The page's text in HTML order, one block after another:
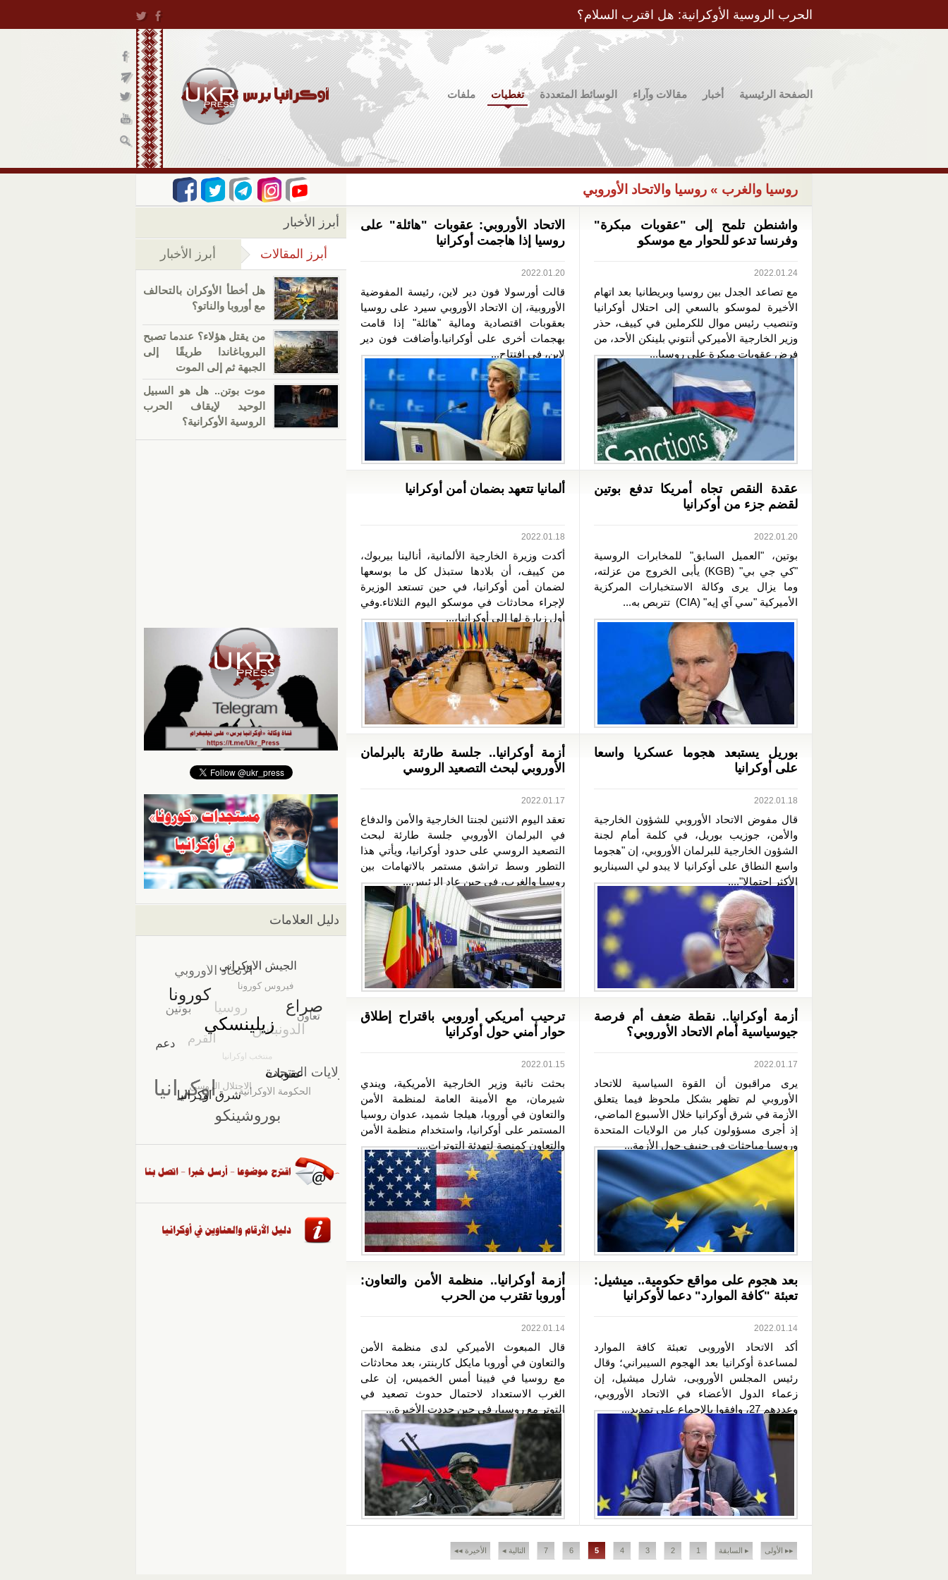
الحرب الروسية الأوكرانية: هل اقترب السلام؟
الصفحة الرئيسية أخبار مقالات وآراء الوسائط المتعددة تغطيات ملفات
روسيا والغرب » روسيا والاتحاد الأوروبي
واشنطن تلمح إلى "عقوبات مبكرة"
وفرنسا تدعو للحوار مع موسكو
2022.01.24
مع تصاعد الجدل بين روسيا وبريطانيا بعد اتهام
الأخيرة لموسكو بالسعي إلى احتلال أوكرانيا
وتنصيب رئيس موال للكرملين في كييف، حذر
وزير الخارجية الأميركي أنتوني بلينكن الأحد، من
فرض عقوبات مبكرة على روسيا...
الاتحاد الأوروبي: عقوبات "هائلة" على
روسيا إذا هاجمت أوكرانيا
2022.01.20
قالت أورسولا فون دير لاين، رئيسة المفوضية
الأوروبية، إن الاتحاد الأوروبي سيرد على روسيا
بعقوبات اقتصادية ومالية "هائلة" إذا قامت
بهجمات أخرى على أوكرانيا.وأضافت فون دير
لاين، في افتتاح...
عقدة النقص تجاه أمريكا تدفع بوتين
لقضم جزء من أوكرانيا
2022.01.20
بوتين، "العميل السابق" للمخابرات الروسية
"كي جي بي" (KGB) يأبى الخروج من عزلته،
وما يزال يرى وكالة الاستخبارات المركزية
الأميركية "سي آي إيه" (CIA) تتربص به...
ألمانيا تتعهد بضمان أمن أوكرانيا
2022.01.18
أكدت وزيرة الخارجية الألمانية، أنالينا بيربوك،
من كييف، أن بلادها ستبذل كل ما بوسعها
لضمان أمن أوكرانيا، في حين تستعد الوزيرة
لإجراء محادثات في موسكو اليوم الثلاثاء.وفي
أول زيارة لها إلى أوكرانيا،...
بوريل يستبعد هجوما عسكريا واسعا
على أوكرانيا
2022.01.18
قال مفوض الاتحاد الأوروبي للشؤون الخارجية
والأمن، جوزيب بوريل، في كلمة أمام لجنة
الشؤون الخارجية للبرلمان الأوروبي، إن "هجوما
واسع النطاق على أوكرانيا لا يبدو لي السيناريو
الأكثر احتمالا"....
أزمة أوكرانيا.. جلسة طارئة بالبرلمان
الأوروبي لبحث التصعيد الروسي
2022.01.17
تعقد اليوم الاثنين لجنتا الخارجية والأمن والدفاع
في البرلمان الأوروبي جلسة طارئة لبحث
التصعيد الروسي على حدود أوكرانيا، ويأتي هذا
التطور وسط تراشق مستمر بالاتهامات بين
روسيا والغرب، في حين عاد الرئيس...
أزمة أوكرانيا.. نقطة ضعف أم فرصة
جيوسياسية أمام الاتحاد الأوروبي؟
2022.01.17
يرى مراقبون أن القوة السياسية للاتحاد
الأوروبي لم تظهر بشكل ملحوظ فيما يتعلق
الأزمة في شرق أوكرانيا خلال الأسبوع الماضي،
إذ أجرى مسؤولون كبار من الولايات المتحدة
وروسيا مباحثات في جنيف حول الأزمة...
ترحيب أمريكي أوروبي باقتراح إطلاق
حوار أمني حول أوكرانيا
2022.01.15
بحثت نائبة وزير الخارجية الأمريكية، ويندي
شيرمان، مع الأمينة العامة لمنظمة الأمن
والتعاون في أوروبا، هيلجا شميد، عدوان روسيا
المستمر على أوكرانيا، واستخدام منظمة الأمن
والتعاون كمنصة لتهدئة التوترات....
بعد هجوم على مواقع حكومية.. ميشيل:
تعبئة "كافة الموارد" دعما لأوكرانيا
2022.01.14
أكد الاتحاد الأوروبى تعبئة كافة الموارد
لمساعدة أوكرانيا بعد الهجوم السيبراني؛ وقال
رئيس المجلس الأوروبى، شارل ميشيل، إن
زعماء الدول الأعضاء في الاتحاد الأوروبي،
وعددهم 27، وافقوا بالإجماع على تمديد...
أزمة أوكرانيا.. منظمة الأمن والتعاون:
أوروبا تقترب من الحرب
2022.01.14
قال المبعوث الأميركي لدى منظمة الأمن
والتعاون في أوروبا مايكل كاربنتر، بعد محادثات
مع روسيا في فيينا أمس الخميس، إن على
الغرب الاستعداد لاحتمال حدوث تصعيد في
التوتر مع روسيا، في حين جددت الأخيرة...
الصفحات
▸▸ الأولى ▸ السابقة 1
2
3
4
5
6
7 التالية ◂ الأخيرة ◂◂
أبرز الأخبار
أبرز المقالات (علامة التبويب النشطة)
أبرز الأخبار
هل أخطأ الأوكران بالتحالف
مع أوروبا والناتو؟
من يقتل هؤلاء؟ عندما تصبح
البروباغاندا طريقًا إلى
الجبهة ثم إلى الموت
موت بوتن.. هل هو السبيل
الوحيد لإيقاف الحرب
الروسية الأوكرانية؟
دليل العلامات